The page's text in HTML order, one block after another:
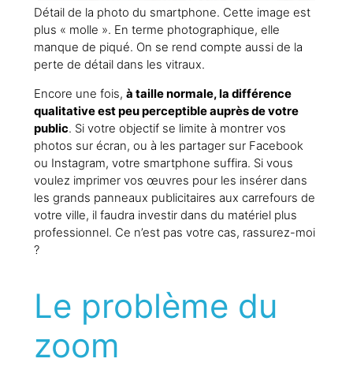
Détail de la photo du smartphone. Cette image est
plus « molle ». En terme photographique, elle
manque de piqué. On se rend compte aussi de la
perte de détail dans les vitraux.
Encore une fois, à taille normale, la différence
qualitative est peu perceptible auprès de votre
public. Si votre objectif se limite à montrer vos
photos sur écran, ou à les partager sur Facebook
ou Instagram, votre smartphone suffira. Si vous
voulez imprimer vos œuvres pour les insérer dans
les grands panneaux publicitaires aux carrefours de
votre ville, il faudra investir dans du matériel plus
professionnel. Ce n’est pas votre cas, rassurez-moi
?
Le problème du
zoom